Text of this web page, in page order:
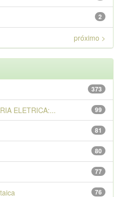
2
próximo >
373
99
ELETRICA:...
81
80
77
76